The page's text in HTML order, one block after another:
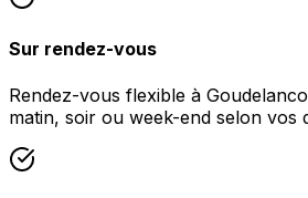
Sur rendez-vous
Rendez-vous flexible à
matin, soir ou week-end selon vos